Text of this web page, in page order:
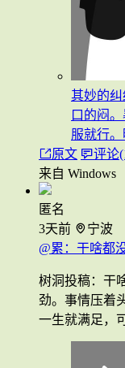
其妙的
口的闷
服就行
原文
评论
来自 Windows
匿名
3天前
宁波
@累：干啥都
树洞投稿：干
劲。事情压着
一生就满足，